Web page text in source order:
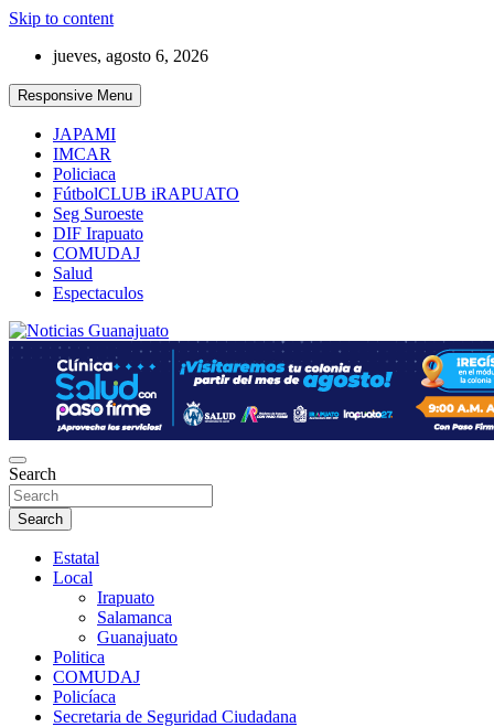
Skip to content
jueves, agosto 6, 2026
Responsive Menu
JAPAMI
IMCAR
Policiaca
FútbolCLUB iRAPUATO
Seg Suroeste
DIF Irapuato
COMUDAJ
Salud
Espectaculos
Noticias Guanajuato
Search
Search
Estatal
Local
Irapuato
Salamanca
Guanajuato
Politica
COMUDAJ
Policíaca
Secretaria de Seguridad Ciudadana